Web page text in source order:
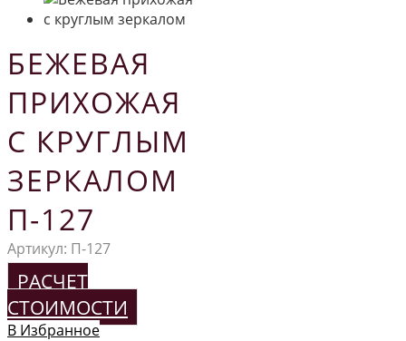
БЕЖЕВАЯ
ПРИХОЖАЯ
С КРУГЛЫМ
ЗЕРКАЛОМ
П-127
Артикул: П-127
РАСЧЕТ
СТОИМОСТИ
В Избранное